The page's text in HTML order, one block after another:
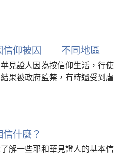
信仰被囚——不同地區
見證人因為按信仰生活，行使
果被政府監禁，有時還受到虐
什麼？
解一些耶和華見證人的基本信